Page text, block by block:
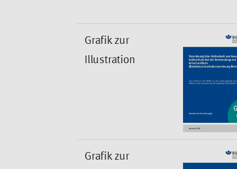
Grafik zur
Illustration
Grafik zur